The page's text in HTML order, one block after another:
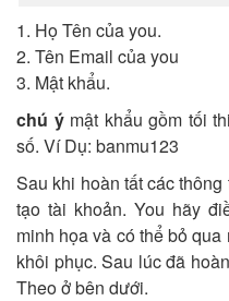
1. Họ Tên của you.
2. Tên Email của you
3. Mật khẩu.
chú ýmật khẩu gồm tối
số. Ví Dụ: banmu123
Sau khi hoàn tất các
tạo tài khoản. You hãy
minh họa và có thể bỏ
khôi phục. Sau lúc đã
Theo ở bên dưới.